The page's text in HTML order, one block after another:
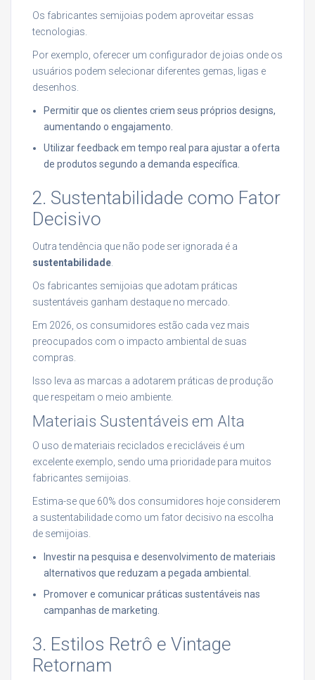
Os fabricantes semijoias podem aproveitar essas
tecnologias.
Por exemplo, oferecer um configurador de joias onde os
usuários podem selecionar diferentes gemas, ligas e
desenhos.
Permitir que os clientes criem seus próprios designs,
aumentando o engajamento.
Utilizar feedback em tempo real para ajustar a oferta
de produtos segundo a demanda específica.
2. Sustentabilidade como Fator
Decisivo
Outra tendência que não pode ser ignorada é a
sustentabilidade
Os fabricantes semijoias que adotam práticas
sustentáveis ganham destaque no mercado.
Em 2026, os consumidores estão cada vez mais
preocupados com o impacto ambiental de suas
compras.
Isso leva as marcas a adotarem práticas de produção
que respeitam o meio ambiente.
Materiais Sustentáveis em Alta
O uso de materiais reciclados e recicláveis é um
excelente exemplo, sendo uma prioridade para muitos
fabricantes semijoias.
Estima-se que 60% dos consumidores hoje considerem
a sustentabilidade como um fator decisivo na escolha
de semijoias.
Investir na pesquisa e desenvolvimento de materiais
alternativos que reduzam a pegada ambiental.
Promover e comunicar práticas sustentáveis nas
campanhas de marketing.
3. Estilos Retrô e Vintage
Retornam